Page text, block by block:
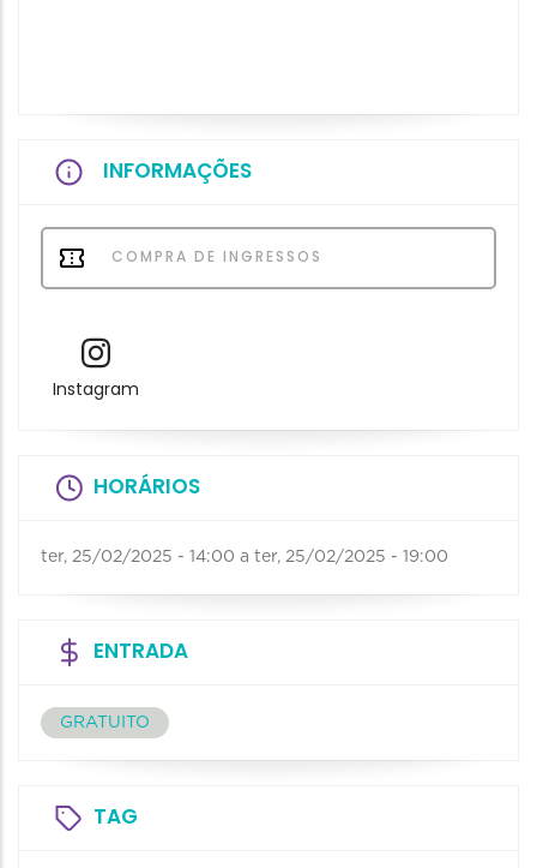
INFORMAÇÕES
COMPRA DE INGRESSOS
Instagram
HORÁRIOS
ter, 25/02/2025 - 14:00 a ter, 25/02/2025 - 19:00
ENTRADA
GRATUITO
TAG